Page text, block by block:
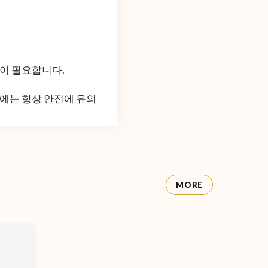
필요합니다.
는 항상 안전에 유의
MORE